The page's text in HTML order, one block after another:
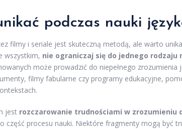
podczas nauki
filmy i seriale jest skuteczną metodą, ale warto
wszystkim, nie ograniczaj się do jednego rodzaju
może prowadzić do niepełnego zrozumienia
filmy fabularne czy programy edukacyjne,
jest rozczarowanie trudnościami w zrozumieniu
część procesu nauki. Niektóre fragmenty mogą być